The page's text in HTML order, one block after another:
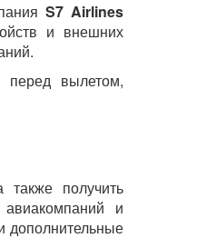
S7 Airlines
и внешних
перед вылетом,
получить
и
дополнительные